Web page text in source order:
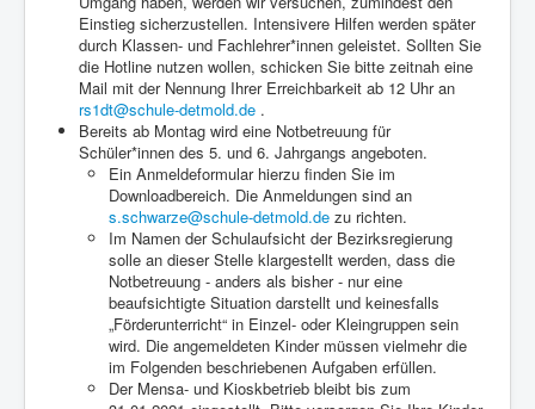
Einstieg sicherzustellen. Intensivere Hilfen werden später
durch Klassen- und Fachlehrer*innen geleistet. Sollten Sie
die Hotline nutzen wollen, schicken Sie bitte zeitnah eine
Mail mit der Nennung Ihrer Erreichbarkeit ab 12 Uhr an
rs1dt@schule-detmold.de .
Bereits ab Montag wird eine Notbetreuung für
Schüler*innen des 5. und 6. Jahrgangs angeboten.
Ein Anmeldeformular hierzu finden Sie im
Downloadbereich. Die Anmeldungen sind an
s.schwarze@schule-detmold.de zu richten.
Im Namen der Schulaufsicht der Bezirksregierung
solle an dieser Stelle klargestellt werden, dass die
Notbetreuung - anders als bisher - nur eine
beaufsichtigte Situation darstellt und keinesfalls
„Förderunterricht“ in Einzel- oder Kleingruppen sein
wird. Die angemeldeten Kinder müssen vielmehr die
im Folgenden beschriebenen Aufgaben erfüllen.
Der Mensa- und Kioskbetrieb bleibt bis zum